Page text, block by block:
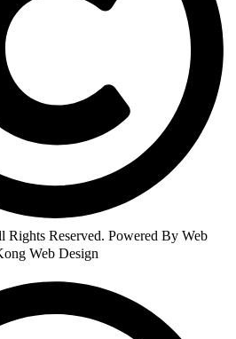
Reserved. Powered By Web
Web Design